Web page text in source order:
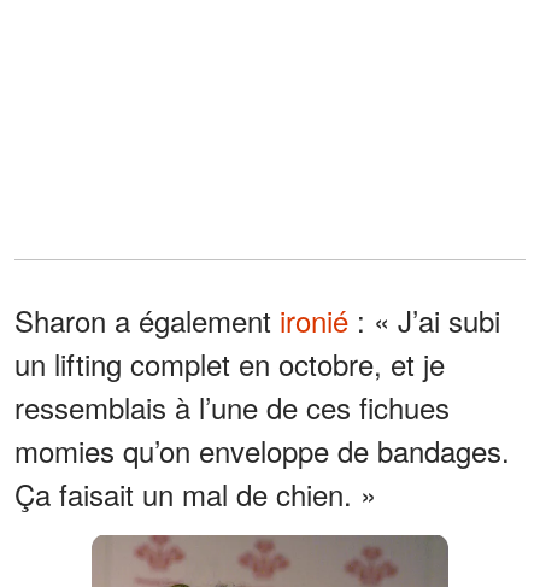
Sharon a également ironié : « J’ai subi
un lifting complet en octobre, et je
ressemblais à l’une de ces fichues
momies qu’on enveloppe de bandages.
Ça faisait un mal de chien. »